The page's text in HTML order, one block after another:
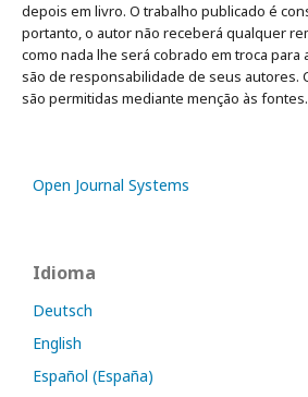
depois em livro. O trabalho publicado é
portanto, o autor não receberá qualquer
como nada lhe será cobrado em troca para
são de responsabilidade de seus autores.
são permitidas mediante menção às fontes.
Open Journal Systems
Idioma
Deutsch
English
Español (España)